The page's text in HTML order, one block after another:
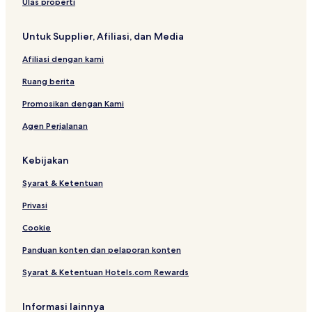
o
n
t
y
R
s
o
r
t
t
o
u
s
e
Untuk Supplier, Afiliasi, dan Media
Afiliasi dengan kami
Ruang berita
Promosikan dengan Kami
Agen Perjalanan
Kebijakan
Syarat & Ketentuan
Privasi
Cookie
Panduan konten dan pelaporan konten
Syarat & Ketentuan Hotels.com Rewards
Informasi lainnya